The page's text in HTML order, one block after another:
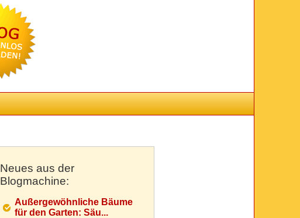
Neues aus der
Blogmachine:
Außergewöhnliche Bäume
für den Garten: Säu...